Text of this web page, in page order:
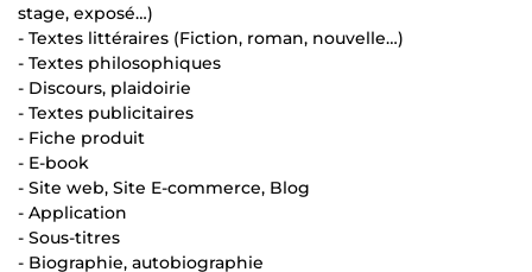
stage, exposé…)
- Textes littéraires (Fiction, roman, nouvelle…)
- Textes philosophiques
- Discours, plaidoirie
- Textes publicitaires
- Fiche produit
- E-book
- Site web, Site E-commerce, Blog
- Application
- Sous-titres
- Biographie, autobiographie